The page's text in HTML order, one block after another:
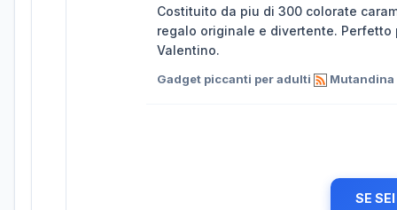
Costituito da piu di 300 colorate
regalo originale e divertente.
Valentino.
Gadget piccanti per adulti Mutandina
SE